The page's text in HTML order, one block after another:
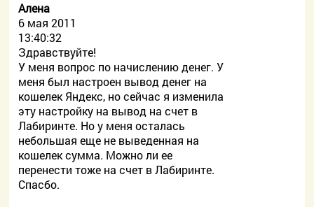
Алена
6 мая 2011
13:40:32
Здравствуйте!
У меня вопрос по начислению денег. У
меня был настроен вывод денег на
кошелек Яндекс, но сейчас я изменила
эту настройку на вывод на счет в
Лабиринте. Но у меня осталась
небольшая еще не выведенная на
кошелек сумма. Можно ли ее
перенести тоже на счет в Лабиринте.
Спасбо.